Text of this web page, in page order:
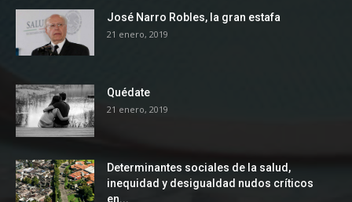
José Narro Robles, la gran estafa
21 enero, 2019
Quédate
21 enero, 2019
Determinantes sociales de la salud,
inequidad y desigualdad nudos críticos
en...